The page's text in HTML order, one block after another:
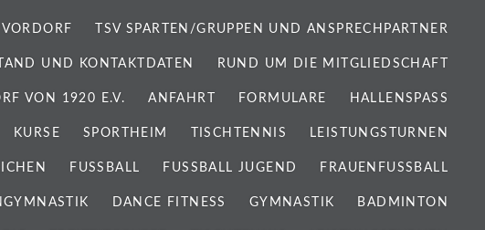
TSV SPARTEN/GRUPPEN UND ANSPRECHPARTNER
UND KONTAKTDATEN RUND UM DIE MITGLIEDSCHAFT
VON 1920 E.V. ANFAHRT FORMULARE HALLENSPASS
KURSE SPORTHEIM TISCHTENNIS LEISTUNGSTURNEN
FUSSBALL FUSSBALL JUGEND FRAUENFUSSBALL
DANCE FITNESS GYMNASTIK BADMINTON